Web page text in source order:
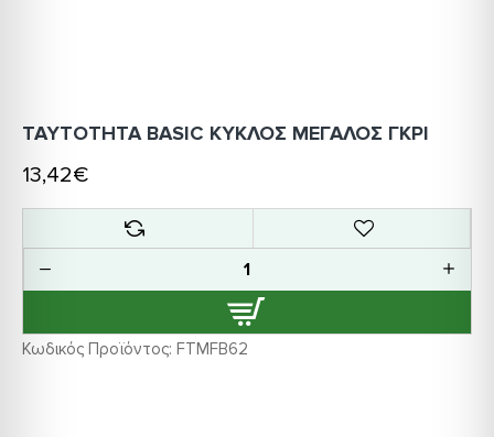
Κωδικός Προϊόντος: FTMFB62
ΤΑΥΤΟΤΗΤΑ BASIC KYΚΛΟΣ ΜΕΓΑΛΟΣ ΓΚΡΙ
13,42€